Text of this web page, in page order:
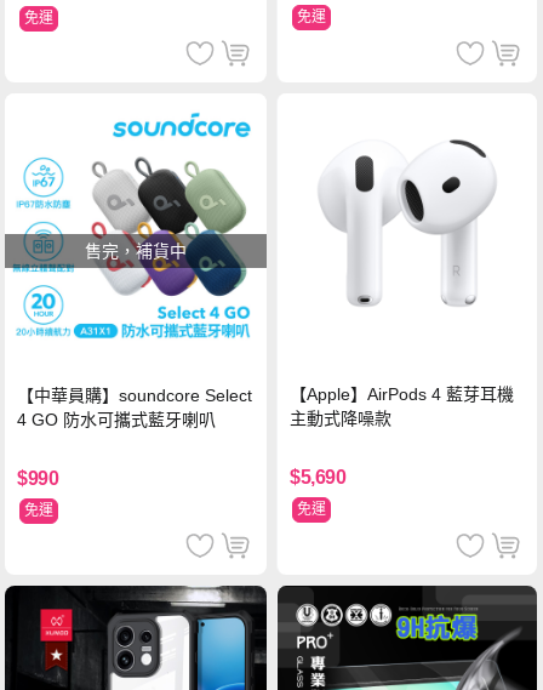
免運 免運
售完，補貨中
【中華員購】soundcore Select
4 GO 防水可攜式藍牙喇叭
$990
免運
【Apple】AirPods 4 藍芽耳機
主動式降噪款
$5,690
免運